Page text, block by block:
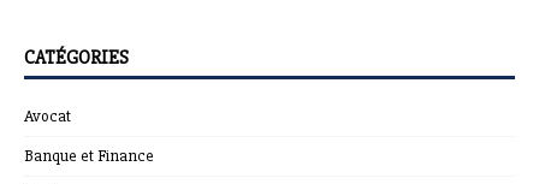
CATÉGORIES
Avocat
Banque et Finance